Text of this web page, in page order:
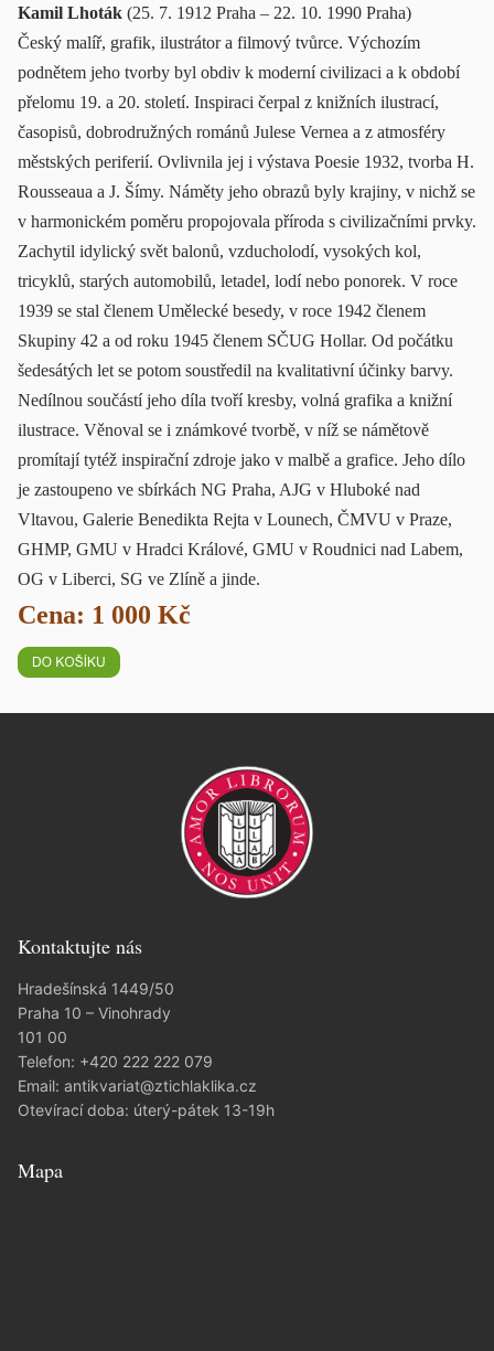
Kamil Lhoták (25. 7. 1912 Praha – 22. 10. 1990 Praha)
Český malíř, grafik, ilustrátor a filmový tvůrce. Výchozím
podnětem jeho tvorby byl obdiv k moderní civilizaci a k období
přelomu 19. a 20. století. Inspiraci čerpal z knižních ilustrací,
časopisů, dobrodružných románů Julese Vernea a z atmosféry
městských periferií. Ovlivnila jej i výstava Poesie 1932, tvorba H.
Rousseaua a J. Šímy. Náměty jeho obrazů byly krajiny, v nichž se
v harmonickém poměru propojovala příroda s civilizačními prvky.
Zachytil idylický svět balonů, vzducholodí, vysokých kol,
tricyklů, starých automobilů, letadel, lodí nebo ponorek. V roce
1939 se stal členem Umělecké besedy, v roce 1942 členem
Skupiny 42 a od roku 1945 členem SČUG Hollar. Od počátku
šedesátých let se potom soustředil na kvalitativní účinky barvy.
Nedílnou součástí jeho díla tvoří kresby, volná grafika a knižní
ilustrace. Věnoval se i známkové tvorbě, v níž se námětově
promítají tytéž inspirační zdroje jako v malbě a grafice. Jeho dílo
je zastoupeno ve sbírkách NG Praha, AJG v Hluboké nad
Vltavou, Galerie Benedikta Rejta v Lounech, ČMVU v Praze,
GHMP, GMU v Hradci Králové, GMU v Roudnici nad Labem,
OG v Liberci, SG ve Zlíně a jinde.
Cena: 1 000 Kč
Kontaktujte nás
Hradešínská 1449/50
Praha 10 – Vinohrady
101 00
Telefon: +420 222 222 079
Email: antikvariat@ztichlaklika.cz
Otevírací doba: úterý-pátek 13-19h
Mapa